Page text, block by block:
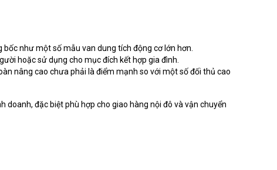
như một số mẫu van dung tích động cơ lớn hơn.
hoặc sử dụng cho mục đích kết hợp gia đình.
nâng cao chưa phải là điểm mạnh so với một số đối thủ cao
doanh, đặc biệt phù hợp cho giao hàng nội đô và vận chuyển